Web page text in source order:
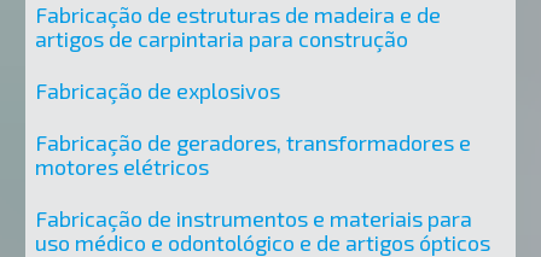
Fabricação de estruturas de madeira e de
artigos de carpintaria para construção
Fabricação de explosivos
Fabricação de geradores, transformadores e
motores elétricos
Fabricação de instrumentos e materiais para
uso médico e odontológico e de artigos ópticos